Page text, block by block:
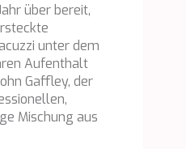
über bereit,
unter dem
Aufenthalt
Gaffley, der
Mischung aus